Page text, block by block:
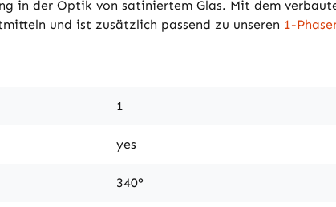
in der Optik von satiniertem Glas. Mit dem
und ist zusätzlich passend zu unseren 1-
1
yes
340°